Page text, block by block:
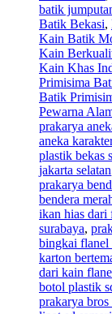
batik
Batik Bekasi,
Kain Batik
Kain
Kain Khas
Primisima
Batik
Pewarna
prakarya
aneka
plastik bekas
jakarta selatan
prakarya
bendera
ikan hias dari
surabaya,
bingkai flanel
karton
dari kain
botol plastik
prakarya